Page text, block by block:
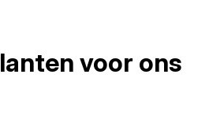
voor ons